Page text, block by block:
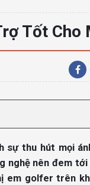
Tốt Cho
sự thu hút mọi
nghệ nên đem
em golfer trên